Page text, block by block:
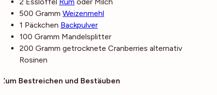
500 Gramm Weizenmehl
1 Päckchen Backpulver
100 Gramm Mandelsplitter
200 Gramm getrocknete Cranberries alternativ
Rosinen
Zum Bestreichen und Bestäuben